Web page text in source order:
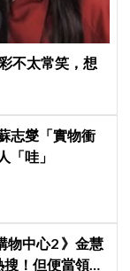
不太常笑，想
志燮「實物衝
「哇」
物中心2 》金慧
！但便當領不